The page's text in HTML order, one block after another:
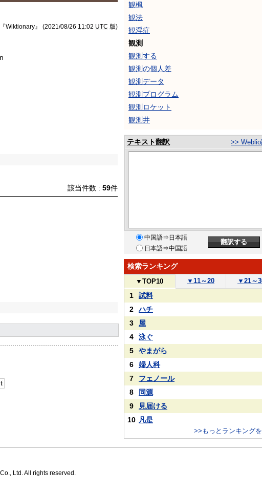
Wiktionary』 (2021/08/26 11 :02 UTC 版)
該当件数 : 59件
観楓
観法
観淫症
観測
観測する
観測の個人差
観測データ
観測プログラム
観測ロケット
観測井
テキスト翻訳 >> Weblio
中国語⇒日本語
日本語⇒中国語
検索ランキング
▼ TOP10 ▼ 11～20 ▼ 21～
1
試料
2
ハチ
3
屋
4
泳ぐ
5
やまがら
6
婦人科
7
フェノール
8
同源
9
見届ける
10 凡是
>>もっとランキング
Ltd. All rights reserved.